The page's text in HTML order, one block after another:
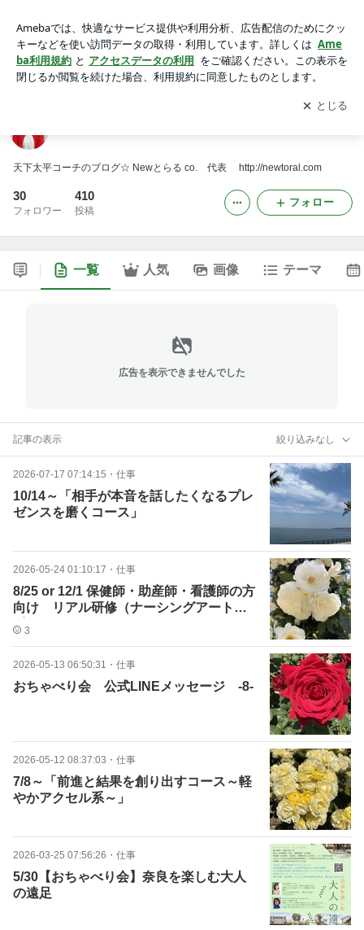
アプリをダウンロードして ブログの更新通知
を受け取りまし
ょう。
開く
天下太平コーチのブログ☆ Newとらる co. 代表 http://newtoral.com
30
フォロワー
410
投稿
フォロー
一覧 人気 画像 テーマ
広告を表示できませんでした
記事の表示 絞り込みなし
2026-07-17 07:14:15 ・ 仕事
10/14～「相手が本音を話したくなるプレ
ゼンスを磨くコース」
2026-05-24 01:10:17 ・ 仕事
8/25 or 12/1 保健師・助産師・看護師の方
向け リアル研修（ナーシングアート大
阪）
3
2026-05-13 06:50:31 ・ 仕事
おちゃべり会 公式LINEメッセージ -8-
2026-05-12 08:37:03 ・ 仕事
7/8～「前進と結果を創り出すコース～軽
やかアクセル系～」
2026-03-25 07:56:26 ・ 仕事
5/30【おちゃべり会】奈良を楽しむ大人
の遠足